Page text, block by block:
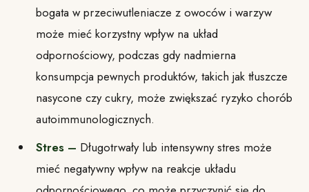
bogata w przeciwutleniacze z owoców i warzyw
może mieć korzystny wpływ na układ
odpornościowy, podczas gdy nadmierna
konsumpcja pewnych produktów, takich jak tłuszcze
nasycone czy cukry, może zwiększać ryzyko chorób
autoimmunologicznych.
Stres – Długotrwały lub intensywny stres może
mieć negatywny wpływ na reakcje układu